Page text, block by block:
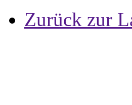
Zurück zur